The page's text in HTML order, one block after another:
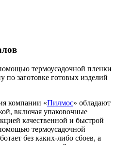
термоусадочной пленки
по заготовке готовых изделий
компании «Пилмос» обладают
включая упаковочные
качественной и быстрой
термоусадочной
без каких-либо сбоев, а